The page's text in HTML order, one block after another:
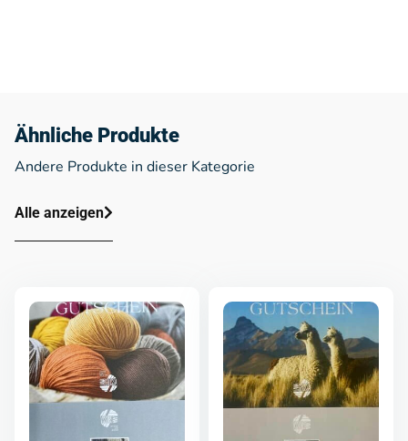
Ähnliche Produkte
Andere Produkte in dieser Kategorie
Alle anzeigen